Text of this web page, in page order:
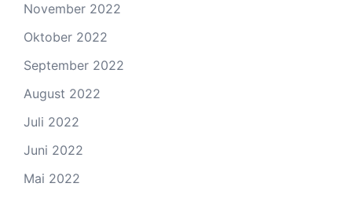
November 2022
Oktober 2022
September 2022
August 2022
Juli 2022
Juni 2022
Mai 2022